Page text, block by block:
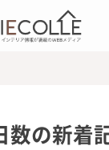
数の新着